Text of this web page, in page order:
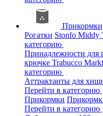
Рогатки Stonfo Middy
категорию
Принадлежности для
крючке Trabucco
категорию
Аттрактанты для
Перейти в категорию
Прикормки
Перейти в категорию